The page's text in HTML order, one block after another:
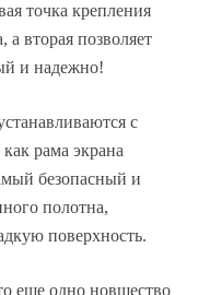
точка крепления
а вторая позволяет
и надежно!
с
рама экрана
безопасный и
полотна,
поверхность.
еще одно новшество